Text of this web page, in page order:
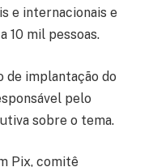
e internacionais e
10 mil pessoas.
de implantação do
pelo
sobre o tema.
Pix, comitê